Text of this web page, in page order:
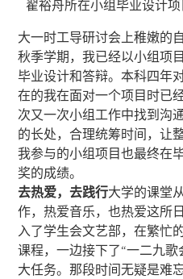
翟裕舟所在小组毕业设计
大一时工导研讨会上稚嫩的
秋季学期，我已经以小组项
毕业设计和答辩。本科四年
在的我在面对一个项目时已
次又一次小组工作中找到沟
的长处，合理统筹时间，让
我参与的小组项目也最终在
奖的成绩。
去热爱，去践行大学的课堂
作，热爱音乐，也热爱这所
入了学生会文艺部，在繁忙
课程，一边接下了“一二九
大任务。那段时间无疑是难